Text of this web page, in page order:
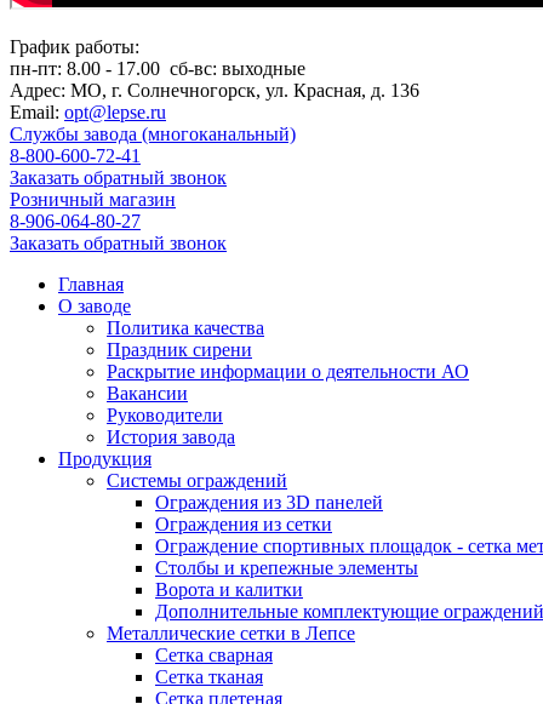
График работы:
пн-пт: 8.00 - 17.00 сб-вс: выходные
Адрес: МО, г. Солнечногорск, ул. Красная, д. 136
Email: opt@lepse.ru
Службы завода (многоканальный)
8-800-600-72-41
Заказать обратный звонок
Розничный магазин
8-906-064-80-27
Заказать обратный звонок
Главная
О заводе
Политика качества
Праздник сирени
Раскрытие информации о деятельности АО
Вакансии
Руководители
История завода
Продукция
Системы ограждений
Ограждения из 3D панелей
Ограждения из сетки
Ограждение спортивных площадок - сетка
Столбы и крепежные элементы
Ворота и калитки
Дополнительные комплектующие ограждений
Металлические сетки в Лепсе
Сетка сварная
Сетка тканая
Сетка плетеная